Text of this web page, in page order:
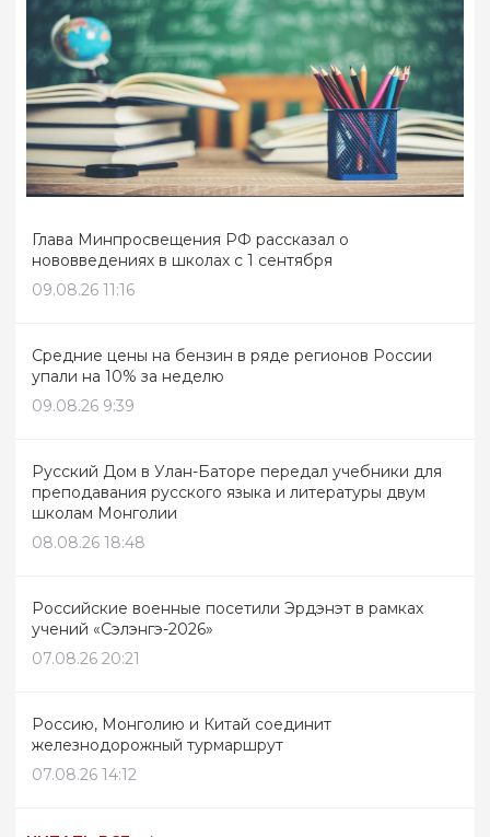
Глава Минпросвещения РФ рассказал о
нововведениях в школах с 1 сентября
09.08.26 11:16
Средние цены на бензин в ряде регионов России
упали на 10% за неделю
09.08.26 9:39
Русский Дом в Улан-Баторе передал учебники для
преподавания русского языка и литературы двум
школам Монголии
08.08.26 18:48
Российские военные посетили Эрдэнэт в рамках
учений «Сэлэнгэ-2026»
07.08.26 20:21
Россию, Монголию и Китай соединит
железнодорожный турмаршрут
07.08.26 14:12